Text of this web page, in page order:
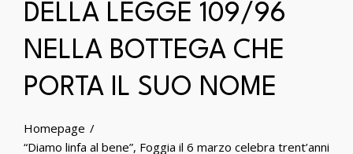
DELLA LEGGE 109/96
NELLA BOTTEGA CHE
PORTA IL SUO NOME
Homepage
“Diamo linfa al bene”, Foggia il 6 marzo celebra trent’anni